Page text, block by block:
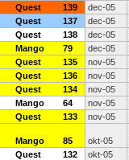
Quest 139 dec-05
Quest 137 dec-05
Quest 138 dec-05
Mango 79 dec-05
Quest 135 nov-05
Quest 136 nov-05
Quest 134 nov-05
Mango 64 nov-05
Quest 133 nov-05
Mango 85 okt-05
Quest 132 okt-05